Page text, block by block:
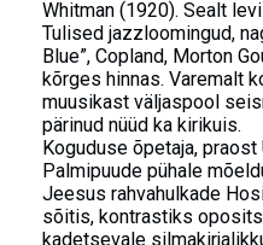
Whitman (1920). Sealt
Tulised jazzloomingud,
Blue”, Copland, Morton
kõrges hinnas. Varemalt
muusikast väljaspool
pärinud nüüd ka kirikuis.
Koguduse õpetaja,
Palmipuude pühale
Jeesus rahvahulkade
sõitis, kontrastiks
kadetsevale